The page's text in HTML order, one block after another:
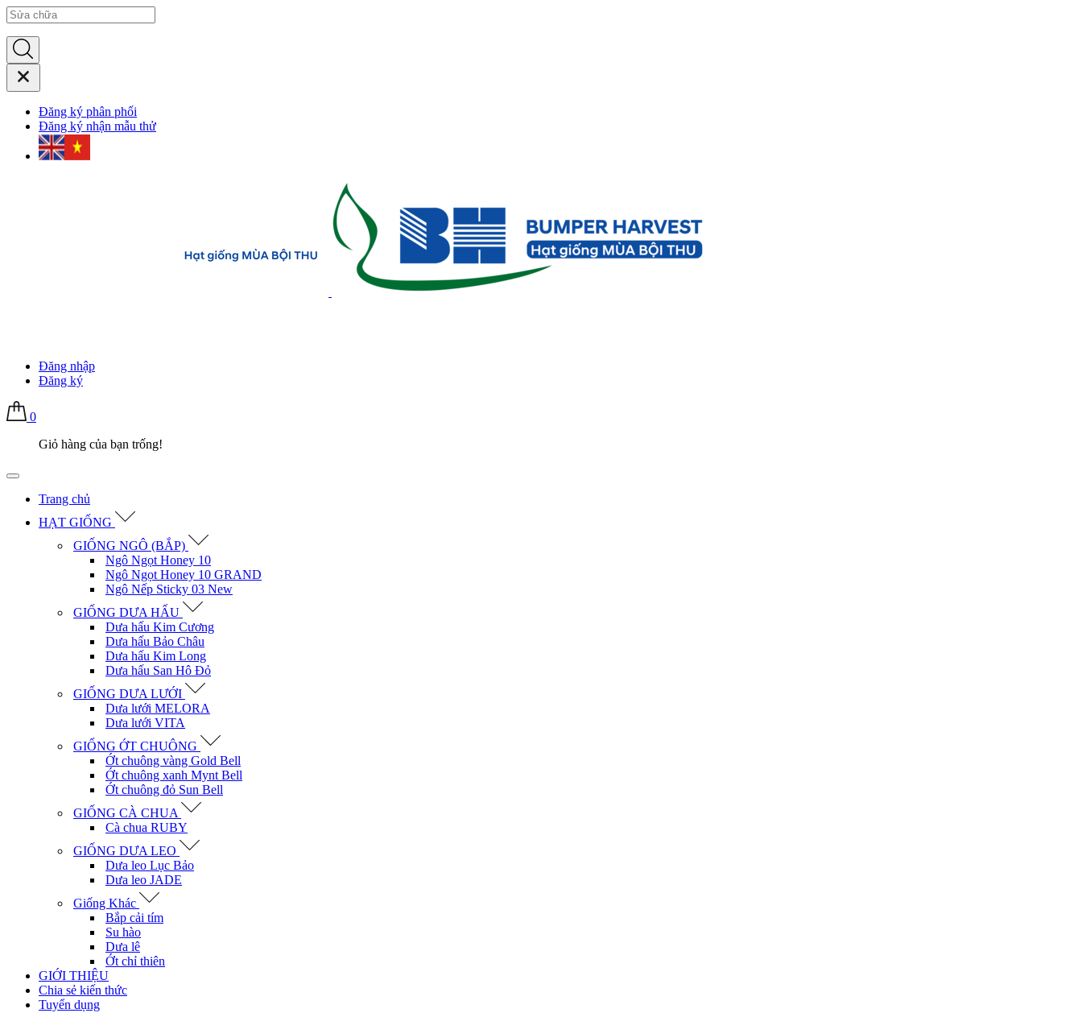
Đăng ký phân phối
Đăng ký nhận mẫu thử
Đăng nhập
Đăng ký
0
Giỏ hàng của bạn trống!
Trang chủ
HẠT GIỐNG
GIỐNG NGÔ (BẮP)
Ngô Ngọt Honey 10
Ngô Ngọt Honey 10 GRAND
Ngô Nếp Sticky 03 New
GIỐNG DƯA HẤU
Dưa hấu Kim Cương
Dưa hấu Bảo Châu
Dưa hấu Kim Long
Dưa hấu San Hô Đỏ
GIỐNG DƯA LƯỚI
Dưa lưới MELORA
Dưa lưới VITA
GIỐNG ỚT CHUÔNG
Ớt chuông vàng Gold Bell
Ớt chuông xanh Mynt Bell
Ớt chuông đỏ Sun Bell
GIỐNG CÀ CHUA
Cà chua RUBY
GIỐNG DƯA LEO
Dưa leo Lục Bảo
Dưa leo JADE
Giống Khác
Bắp cải tím
Su hào
Dưa lê
Ớt chỉ thiên
GIỚI THIỆU
Chia sẻ kiến thức
Tuyển dụng